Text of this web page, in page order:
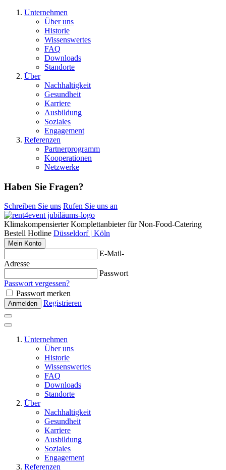
Unternehmen
Über uns
Historie
Wissenswertes
FAQ
Downloads
Standorte
Über
Nachhaltigkeit
Gesundheit
Karriere
Ausbildung
Soziales
Engagement
Referenzen
Partnerprogramm
Kooperationen
Netzwerke
Haben Sie Fragen?
Schreiben Sie uns Rufen Sie uns an
Klimakompensierter Komplettanbieter für Non-Food-Catering
Bestell Hotline Düsseldorf | Köln
Mein Konto
E-Mail-
Adresse
Passwort
Passwort vergessen?
Passwort merken
Anmelden Registrieren
Unternehmen
Über uns
Historie
Wissenswertes
FAQ
Downloads
Standorte
Über
Nachhaltigkeit
Gesundheit
Karriere
Ausbildung
Soziales
Engagement
Referenzen